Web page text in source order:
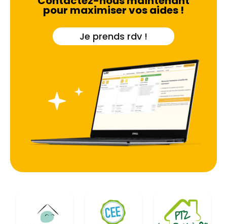
pour maximiser vos aides !
Je prends rdv !